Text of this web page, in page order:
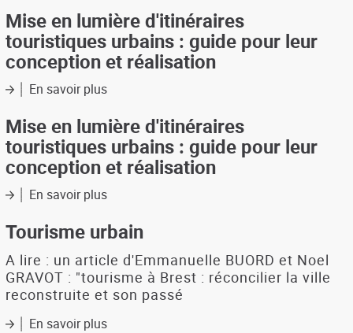
(guide
de
savoir-
faire)
Mise en lumière d'itinéraires
touristiques urbains : guide pour leur
conception et réalisation
En savoir plussur
en
lumière
d'itinéraires
touristiques
:
pour
conception
et
réalisation
Mise en lumière d'itinéraires
touristiques urbains : guide pour leur
conception et réalisation
En savoir plussur
en
lumière
d'itinéraires
touristiques
urbains
:
guide
Tourisme urbain
A lire : un article d'Emmanuelle BUORD et Noel
GRAVOT : "tourisme à Brest : réconcilier la ville
reconstruite et son passé
En savoir plussur